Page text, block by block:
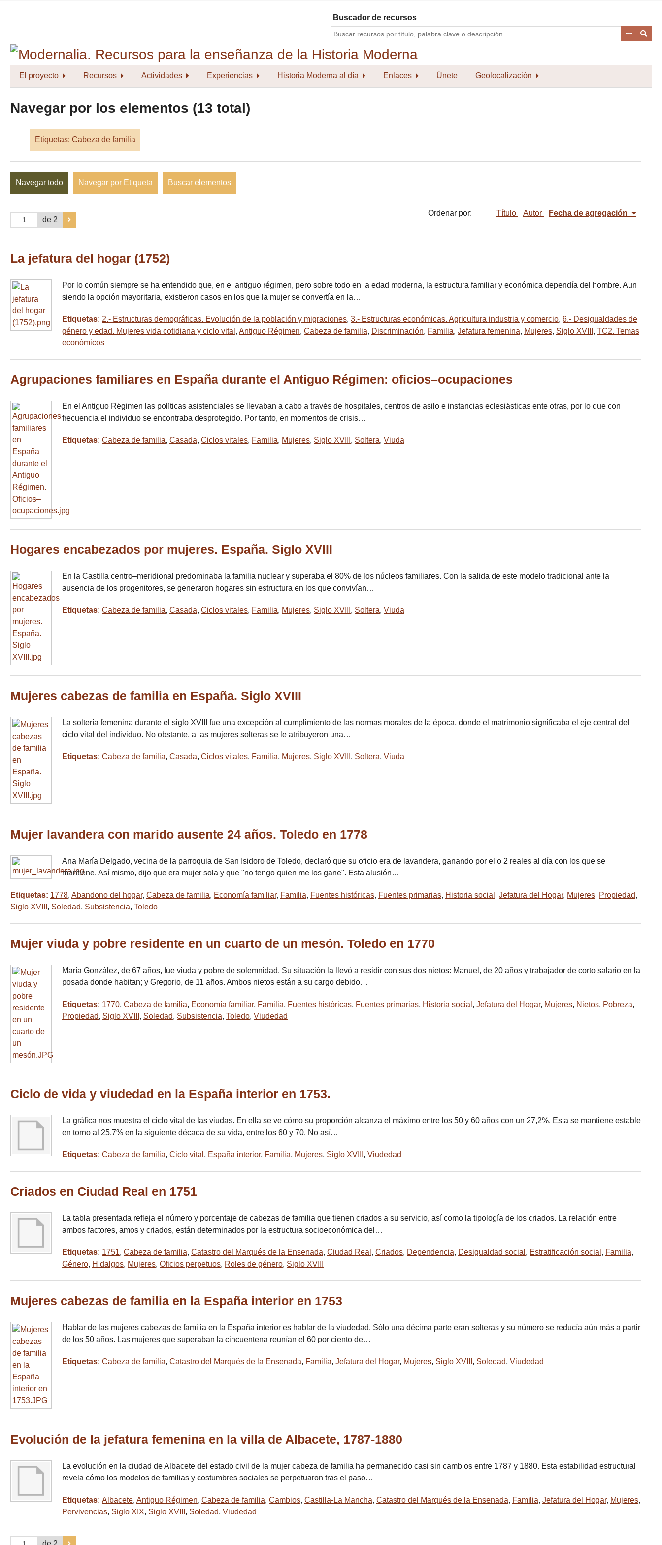
Buscador de recursos
El proyecto Recursos Actividades Experiencias Historia Moderna al día Enlaces Únete Geolocalización
Navegar por los elementos (13 total)
Etiquetas: Cabeza de familia
Navegar todo Navegar por Etiqueta Buscar elementos
de 2
Ordenar por: Título Autor Fecha de agregación
La jefatura del hogar (1752)
Por lo común siempre se ha entendido que, en el antiguo régimen, pero sobre todo en la edad moderna, la estructura familiar y económica dependía del hombre. Aun
siendo la opción mayoritaria, existieron casos en los que la mujer se convertía en la…
Etiquetas: 2.- Estructuras demográficas. Evolución de la población y migraciones, 3.- Estructuras económicas. Agricultura industria y comercio, 6.- Desigualdades de
género y edad. Mujeres vida cotidiana y ciclo vital , Antiguo Régimen, Cabeza de familia, Discriminación, Familia, Jefatura femenina, Mujeres, Siglo XVIII , TC2. Temas
económicos
Agrupaciones familiares en España durante el Antiguo Régimen: oficios–ocupaciones
En el Antiguo Régimen las políticas asistenciales se llevaban a cabo a través de hospitales, centros de asilo e instancias eclesiásticas ente otras, por lo que con
frecuencia el individuo se encontraba desprotegido. Por tanto, en momentos de crisis…
Etiquetas: Cabeza de familia, Casada, Ciclos vitales, Familia, Mujeres, Siglo XVIII , Soltera, Viuda
Hogares encabezados por mujeres. España. Siglo XVIII
En la Castilla centro–meridional predominaba la familia nuclear y superaba el 80% de los núcleos familiares. Con la salida de este modelo tradicional ante la
ausencia de los progenitores, se generaron hogares sin estructura en los que convivían…
Etiquetas: Cabeza de familia, Casada, Ciclos vitales, Familia, Mujeres, Siglo XVIII , Soltera, Viuda
Mujeres cabezas de familia en España. Siglo XVIII
La soltería femenina durante el siglo XVIII fue una excepción al cumplimiento de las normas morales de la época, donde el matrimonio significaba el eje central del
ciclo vital del individuo. No obstante, a las mujeres solteras se le atribuyeron una…
Etiquetas: Cabeza de familia, Casada, Ciclos vitales, Familia, Mujeres, Siglo XVIII , Soltera, Viuda
Mujer lavandera con marido ausente 24 años. Toledo en 1778
Ana María Delgado, vecina de la parroquia de San Isidoro de Toledo, declaró que su oficio era de lavandera, ganando por ello 2 reales al día con los que se
mantiene. Así mismo, dijo que era mujer sola y que "no tengo quien me los gane". Esta alusión…
Etiquetas: 1778, Abandono del hogar, Cabeza de familia, Economía familiar, Familia, Fuentes históricas, Fuentes primarias, Historia social , Jefatura del Hogar, Mujeres, Propiedad,
Siglo XVIII , Soledad, Subsistencia, Toledo
Mujer viuda y pobre residente en un cuarto de un mesón. Toledo en 1770
María González, de 67 años, fue viuda y pobre de solemnidad. Su situación la llevó a residir con sus dos nietos: Manuel, de 20 años y trabajador de corto salario en la
posada donde habitan; y Gregorio, de 11 años. Ambos nietos están a su cargo debido…
Etiquetas: 1770, Cabeza de familia, Economía familiar, Familia, Fuentes históricas, Fuentes primarias, Historia social , Jefatura del Hogar, Mujeres, Nietos, Pobreza,
Propiedad, Siglo XVIII , Soledad, Subsistencia, Toledo, Viudedad
Ciclo de vida y viudedad en la España interior en 1753.
La gráfica nos muestra el ciclo vital de las viudas. En ella se ve cómo su proporción alcanza el máximo entre los 50 y 60 años con un 27,2%. Esta se mantiene estable
en torno al 25,7% en la siguiente década de su vida, entre los 60 y 70. No así…
Etiquetas: Cabeza de familia, Ciclo vital , España interior, Familia, Mujeres, Siglo XVIII , Viudedad
Criados en Ciudad Real en 1751
La tabla presentada refleja el número y porcentaje de cabezas de familia que tienen criados a su servicio, así como la tipología de los criados. La relación entre
ambos factores, amos y criados, están determinados por la estructura socioeconómica del…
Etiquetas: 1751, Cabeza de familia, Catastro del Marqués de la Ensenada, Ciudad Real , Criados, Dependencia, Desigualdad social , Estratificación social , Familia,
Género, Hidalgos, Mujeres, Oficios perpetuos, Roles de género, Siglo XVIII
Mujeres cabezas de familia en la España interior en 1753
Hablar de las mujeres cabezas de familia en la España interior es hablar de la viudedad. Sólo una décima parte eran solteras y su número se reducía aún más a partir
de los 50 años. Las mujeres que superaban la cincuentena reunían el 60 por ciento de…
Etiquetas: Cabeza de familia, Catastro del Marqués de la Ensenada, Familia, Jefatura del Hogar, Mujeres, Siglo XVIII , Soledad, Viudedad
Evolución de la jefatura femenina en la villa de Albacete, 1787-1880
La evolución en la ciudad de Albacete del estado civil de la mujer cabeza de familia ha permanecido casi sin cambios entre 1787 y 1880. Esta estabilidad estructural
revela cómo los modelos de familias y costumbres sociales se perpetuaron tras el paso…
Etiquetas: Albacete, Antiguo Régimen, Cabeza de familia, Cambios, Castilla-La Mancha, Catastro del Marqués de la Ensenada, Familia, Jefatura del Hogar, Mujeres,
Pervivencias, Siglo XIX, Siglo XVIII , Soledad, Viudedad